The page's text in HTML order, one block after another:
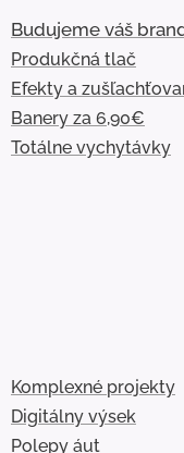
Budujeme váš
Produkčná tlač
Efekty a
Banery za 6,90€
Totálne vychytávky
Komplexné projekty
Digitálny výsek
Polepy áut